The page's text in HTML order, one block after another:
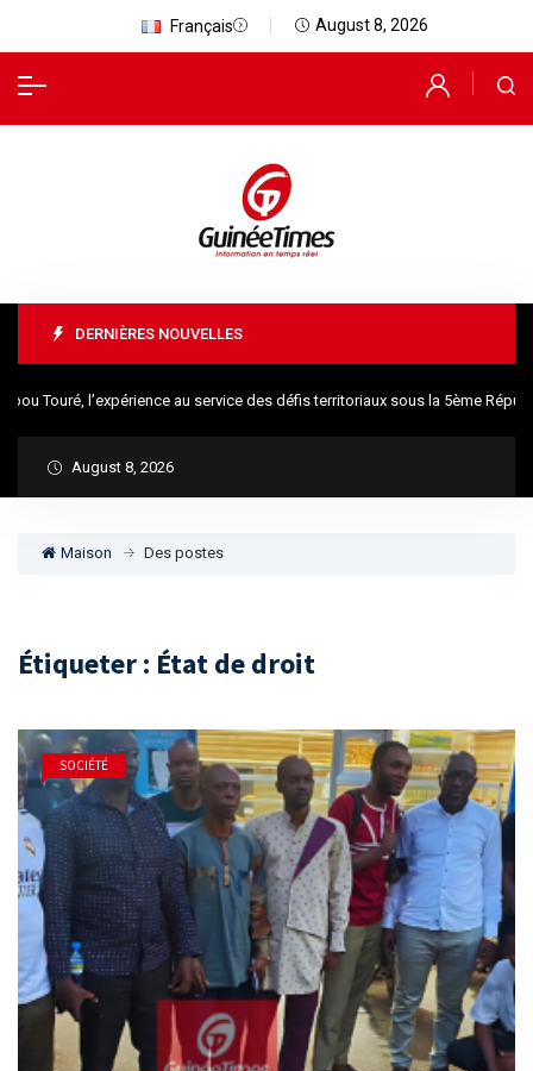
Français August 8, 2026
DERNIÈRES NOUVELLES
Touré, l’expérience au service des défis territoriaux sous la 5ème
August 8, 2026
Maison Des postes
Étiqueter : État de droit
SOCIÉTÉ